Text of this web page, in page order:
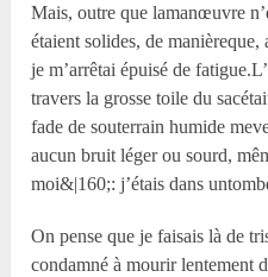
Mais, outre que lamanœuvre
étaient solides, de
je m’arrêtai épuisé de
travers la grosse toile du
fade de souterrain humide
aucun bruit léger ou sourd,
moi&|160;: j’étais dans
On pense que je faisais là de
condamné à mourir lentement